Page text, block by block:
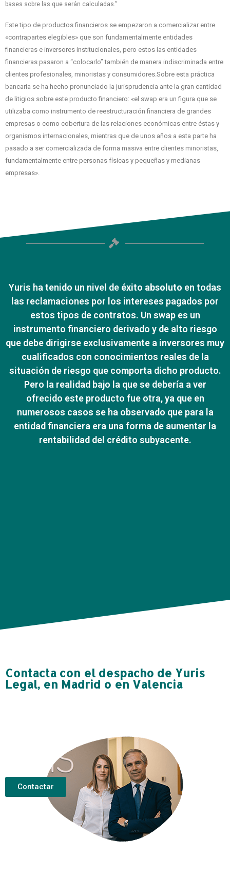
bases sobre las que serán calculadas.”
Este tipo de productos financieros se empezaron a comercializar entre
«contrapartes elegibles» que son fundamentalmente entidades
financieras e inversores institucionales, pero estos las entidades
financieras pasaron a “colocarlo” también de manera indiscriminada entre
clientes profesionales, minoristas y consumidores.Sobre esta práctica
bancaria se ha hecho pronunciado la jurisprudencia ante la gran cantidad
de litigios sobre este producto financiero: «el swap era un figura que se
utilizaba como instrumento de reestructuración financiera de grandes
empresas o como cobertura de las relaciones económicas entre éstas y
organismos internacionales, mientras que de unos años a esta parte ha
pasado a ser comercializada de forma masiva entre clientes minoristas,
fundamentalmente entre personas físicas y pequeñas y medianas
empresas».
Yuris ha tenido un nivel de éxito absoluto en todas
las reclamaciones por los intereses pagados por
estos tipos de contratos. Un swap es un
instrumento financiero derivado y de alto riesgo
que debe dirigirse exclusivamente a inversores muy
cualificados con conocimientos reales de la
situación de riesgo que comporta dicho producto.
Pero la realidad bajo la que se debería a ver
ofrecido este producto fue otra, ya que en
numerosos casos se ha observado que para la
entidad financiera era una forma de aumentar la
rentabilidad del crédito subyacente.
Contacta con el despacho de Yuris
Legal, en Madrid o en Valencia
Contactar